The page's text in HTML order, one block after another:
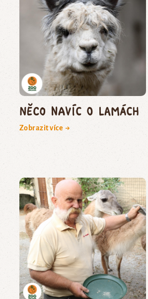
Něco navíc o lamách
Zobrazit více →